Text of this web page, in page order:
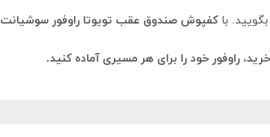
باکفپوش صندوق عقب تویوتا راوفور سوشیانت
راوفور خود را برای هر مسیری آماده کنید.